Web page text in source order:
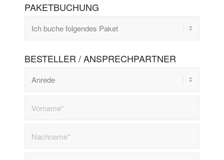
PAKETBUCHUNG
BESTELLER / ANSPRECHPARTNER